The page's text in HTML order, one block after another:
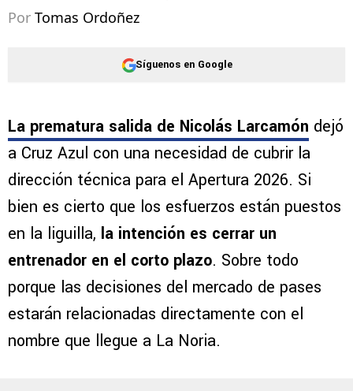
Por Tomas Ordoñez
Síguenos en Google
La prematura salida de Nicolás Larcamón dejó
a Cruz Azul con una necesidad de cubrir la
dirección técnica para el Apertura 2026. Si
bien es cierto que los esfuerzos están puestos
en la liguilla, la intención es cerrar un
entrenador en el corto plazo. Sobre todo
porque las decisiones del mercado de pases
estarán relacionadas directamente con el
nombre que llegue a La Noria.